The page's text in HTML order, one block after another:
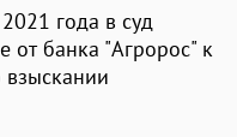
года в суд
от банка "Агророс" к